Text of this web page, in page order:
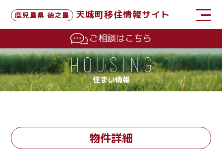
鹿児島県 徳之島
天城町移住情報サイト
ご相談はこちら
住まい情報
物件詳細